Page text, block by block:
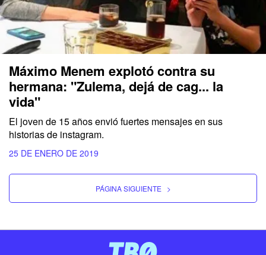
Máximo Menem explotó contra su
hermana: "Zulema, dejá de cag... la
vida"
El joven de 15 años envió fuertes mensajes en sus
historias de instagram.
25 DE ENERO DE 2019
PÁGINA SIGUIENTE >